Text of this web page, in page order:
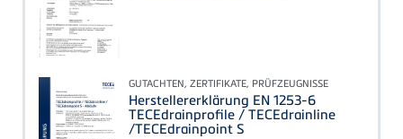
GUTACHTEN, ZERTIFIKATE, PRÜFZEUGNISSE
Herstellererklärung EN 1253-6
TECEdrainprofile / TECEdrainline
/TECEdrainpoint S